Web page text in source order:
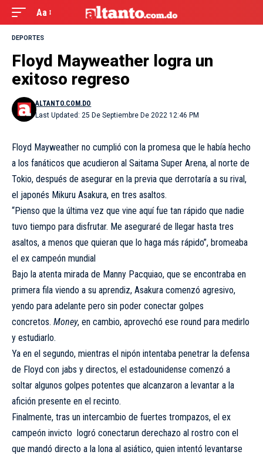
Aa
DEPORTES
Floyd Mayweather logra un
exitoso regreso
Last Updated: 25 De Septiembre De 2022 12:46 PM
ALTANTO.COM.DO
Floyd Mayweather no cumplió con la promesa que le había hecho
a los fanáticos que acudieron al Saitama Super Arena, al norte de
Tokio, después de asegurar en la previa que derrotaría a su rival,
el japonés Mikuru Asakura, en tres asaltos.
“Pienso que la última vez que vine aquí fue tan rápido que nadie
tuvo tiempo para disfrutar. Me aseguraré de llegar hasta tres
asaltos, a menos que quieran que lo haga más rápido”, bromeaba
el ex campeón mundial
Bajo la atenta mirada de Manny Pacquiao, que se encontraba en
primera fila viendo a su aprendiz, Asakura comenzó agresivo,
yendo para adelante pero sin poder conectar golpes
concretos. Money, en cambio, aprovechó ese round para medirlo
y estudiarlo.
Ya en el segundo, mientras el nipón intentaba penetrar la defensa
de Floyd con jabs y directos, el estadounidense comenzó a
soltar algunos golpes potentes que alcanzaron a levantar a la
afición presente en el recinto.
Finalmente, tras un intercambio de fuertes trompazos, el ex
campeón invicto logró conectarun derechazo al rostro con el
que mandó directo a la lona al asiático, quien intentó levantarse